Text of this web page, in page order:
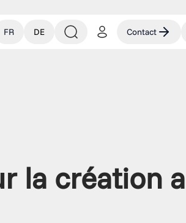
FR DE Contact
la création